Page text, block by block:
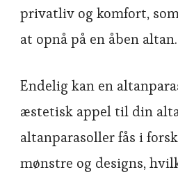
privatliv og komfort,
at opnå på en åben altan.
Endelig kan en
æstetisk appel til din
altanparasoller fås i
mønstre og designs,